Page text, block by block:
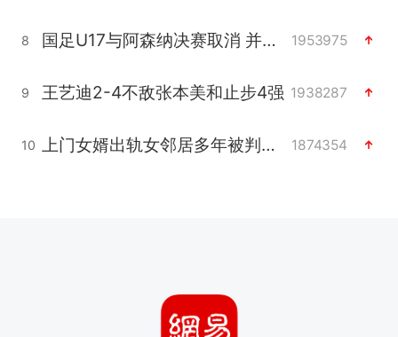
8 国足U17与阿森纳决赛取消 并列冠军 1953975
9 王艺迪2-4不敌张本美和止步4强 1938287
10 上门女婿出轨女邻居多年被判重婚罪 1874354